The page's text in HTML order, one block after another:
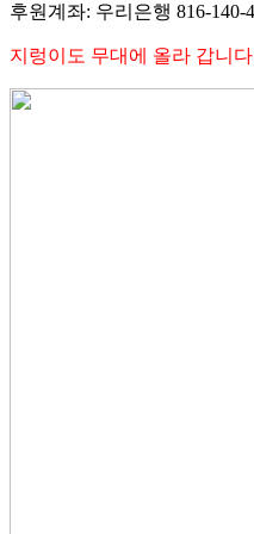
후원계좌: 우리은행 816-
지렁이도 무대에 올라 갑니